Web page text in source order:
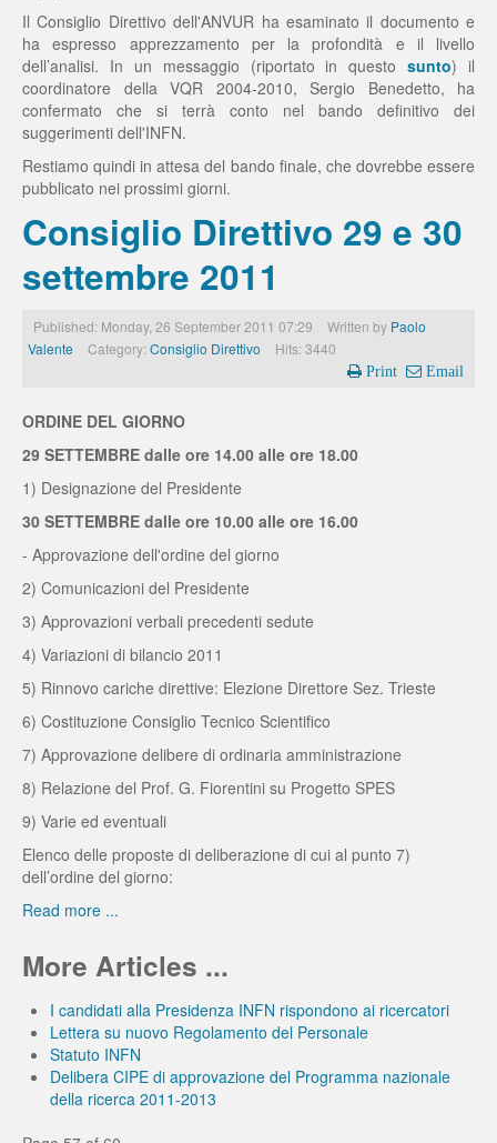
Il Consiglio Direttivo dell'ANVUR ha esaminato il documento e
ha espresso apprezzamento per la profondità e il livello
dell’analisi. In un messaggio (riportato in questosunto) il
coordinatore della VQR 2004-2010, Sergio Benedetto, ha
confermato che si terrà conto nel bando definitivo dei
suggerimenti dell'INFN.
Restiamo quindi in attesa del bando finale, che dovrebbe essere
pubblicato nei prossimi giorni.
Consiglio Direttivo 29 e 30
settembre 2011
Published: Monday, 26 September 2011 07:29 Written by Paolo
Valente
Category: Consiglio Direttivo Hits: 3440
Print Email
ORDINE DEL GIORNO
29 SETTEMBRE dalle ore 14.00 alle ore 18.00
1) Designazione del Presidente
30 SETTEMBRE dalle ore 10.00 alle ore 16.00
- Approvazione dell'ordine del giorno
2) Comunicazioni del Presidente
3) Approvazioni verbali precedenti sedute
4) Variazioni di bilancio 2011
5) Rinnovo cariche direttive: Elezione Direttore Sez. Trieste
6) Costituzione Consiglio Tecnico Scientifico
7) Approvazione delibere di ordinaria amministrazione
8) Relazione del Prof. G. Fiorentini su Progetto SPES
9) Varie ed eventuali
Elenco delle proposte di deliberazione di cui al punto 7)
dell’ordine del giorno:
Read more ...
More Articles ...
I candidati alla Presidenza INFN rispondono ai ricercatori
Lettera su nuovo Regolamento del Personale
Statuto INFN
Delibera CIPE di approvazione del Programma nazionale
della ricerca 2011-2013